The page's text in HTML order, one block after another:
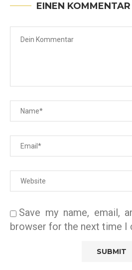
EINEN
Save my name, email,
browser for the next time I